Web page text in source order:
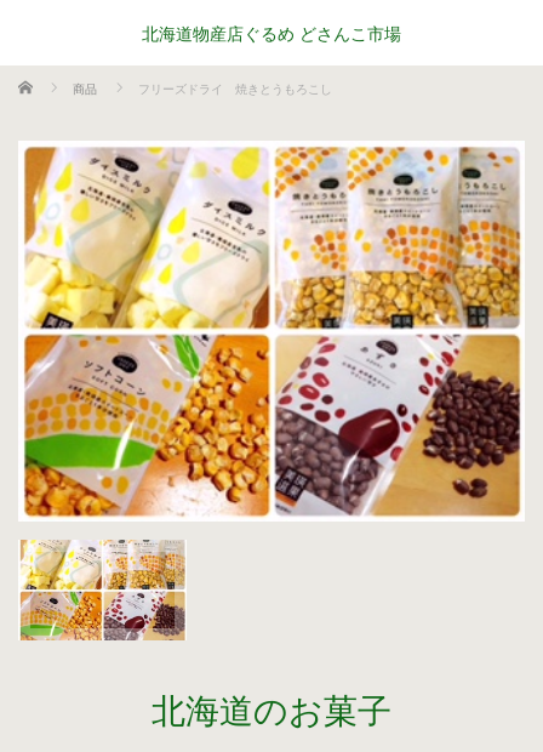
北海道物産店ぐるめ どさんこ市場
ホーム 商品 フリーズドライ 焼きとうもろこし
北海道のお菓子